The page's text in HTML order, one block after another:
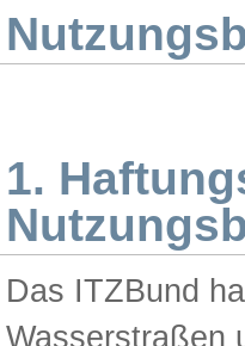
1.
Das ITZBund
Wasserstraßen